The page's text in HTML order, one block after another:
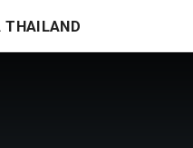
THAILAND